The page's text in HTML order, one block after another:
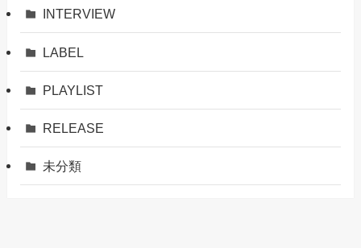
INTERVIEW
LABEL
PLAYLIST
RELEASE
未分類